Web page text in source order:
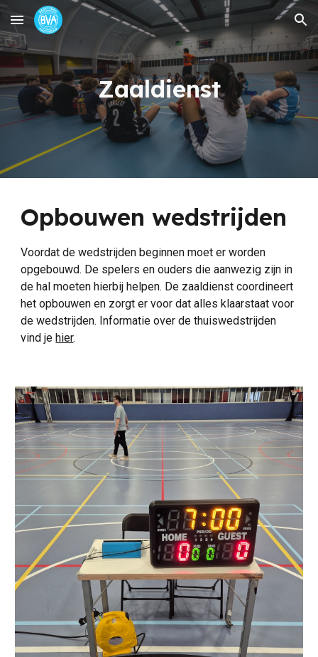
Skip to main content Skip to navigation
Zaaldienst
Opbouwen wedstrijden
Voordat de wedstrijden beginnen moet er worden
opgebouwd. De spelers en ouders die aanwezig zijn in
de hal moeten hierbij helpen. De zaaldienst coordineert
het opbouwen en zorgt er voor dat alles klaarstaat voor
de wedstrijden. Informatie over de thuiswedstrijden
vind jehier.